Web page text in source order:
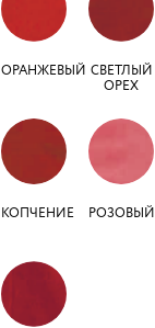
ОРАНЖЕВЫЙ СВЕТЛЫЙ
ОРЕХ
КОПЧЕНИЕ РОЗОВЫЙ